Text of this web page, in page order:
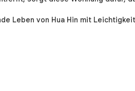
Leben von Hua Hin mit